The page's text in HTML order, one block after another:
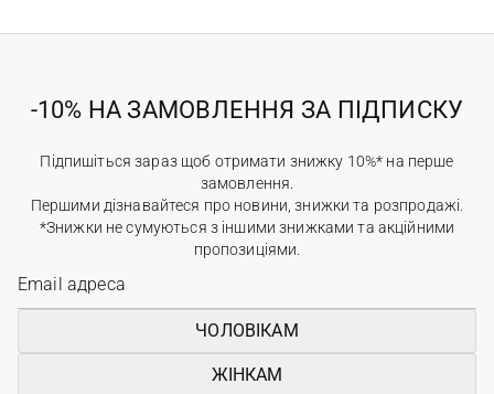
-10% НА ЗАМОВЛЕННЯ ЗА ПІДПИСКУ
Підпишіться зараз щоб отримати знижку 10%* на перше
замовлення.
Першими дізнавайтеся про новини, знижки та розпродажі.
*Знижки не сумуються з іншими знижками та акційними
пропозиціями.
ЧОЛОВІКАМ
ЖІНКАМ